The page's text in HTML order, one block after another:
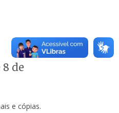
de
e cópias.